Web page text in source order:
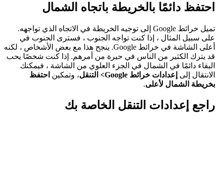
احتفظ دائمًا بالخريطة باتجاه الشمال
تميل خرائط Google إلى توجيه الخريطة في الاتجاه الذي تواجهه.
على سبيل المثال ، إذا كنت تواجه الجنوب ، فسترى الجنوب في
أعلى الشاشة في خرائط Google. ينجح هذا مع بعض الأشخاص ، لكنه
قد يترك الكثير من الناس في حيرة من أمرهم. إذا كنت شخصًا يحب
البقاء دائمًا في الشمال في الجزء العلوي من الشاشة ، فيمكنك
الانتقال إلى إعدادات خرائط Google> التنقل ، وتمكين احتفظ
بخريطة الشمال لأعلى.
راجع إعدادات التنقل الخاصة بك